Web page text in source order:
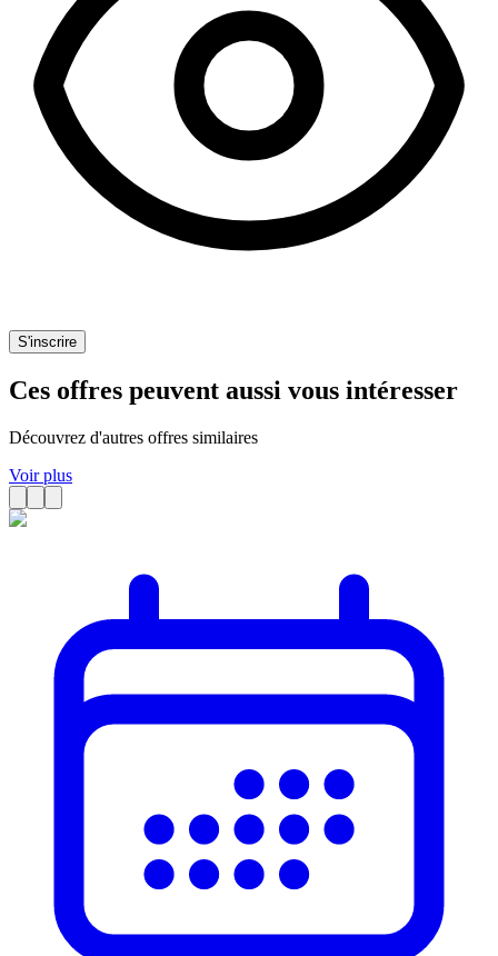
S'inscrire
Ces offres peuvent aussi vous intéresser
Découvrez d'autres offres similaires
Voir plus